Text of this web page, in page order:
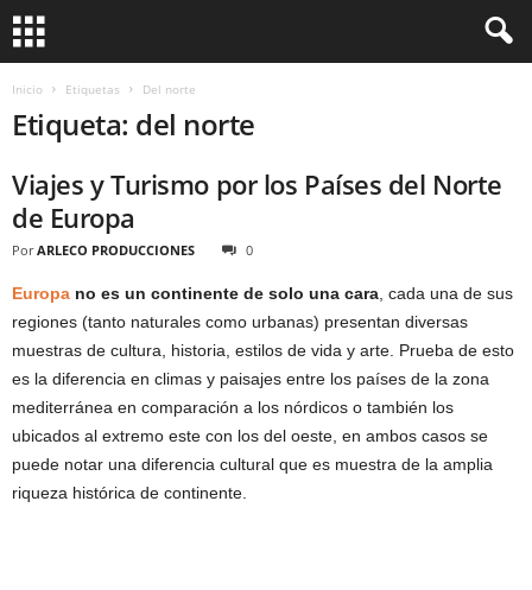
Inicio Etiquetas Del norte
Etiqueta: del norte
Viajes y Turismo por los Países del Norte
de Europa
Por ARLECO PRODUCCIONES 0
Europa no es un continente de solo una cara , cada una de sus
regiones (tanto naturales como urbanas) presentan diversas
muestras de cultura, historia, estilos de vida y arte. Prueba de esto
es la diferencia en climas y paisajes entre los países de la zona
mediterránea en comparación a los nórdicos o también los
ubicados al extremo este con los del oeste, en ambos casos se
puede notar una diferencia cultural que es muestra de la amplia
riqueza histórica de continente.